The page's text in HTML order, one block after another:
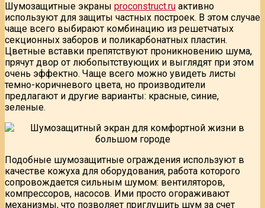
Шумозащитные экраны proconstruct.ru активно
используют для защиты частных построек. В этом случае
чаще всего выбирают комбинацию из решетчатых
секционных заборов и поликарбонатных пластин.
Цветные вставки препятствуют проникновению шума,
прячут двор от любопытствующих и выглядят при этом
очень эффектно. Чаще всего можно увидеть листы
темно-коричневого цвета, но производители
предлагают и другие варианты: красные, синие,
зеленые.
Подобные шумозащитные ограждения используют в
качестве кожуха для оборудования, работа которого
сопровождается сильным шумом: вентиляторов,
компрессоров, насосов. Ими просто огораживают
механизмы, что позволяет приглушить шум за счет